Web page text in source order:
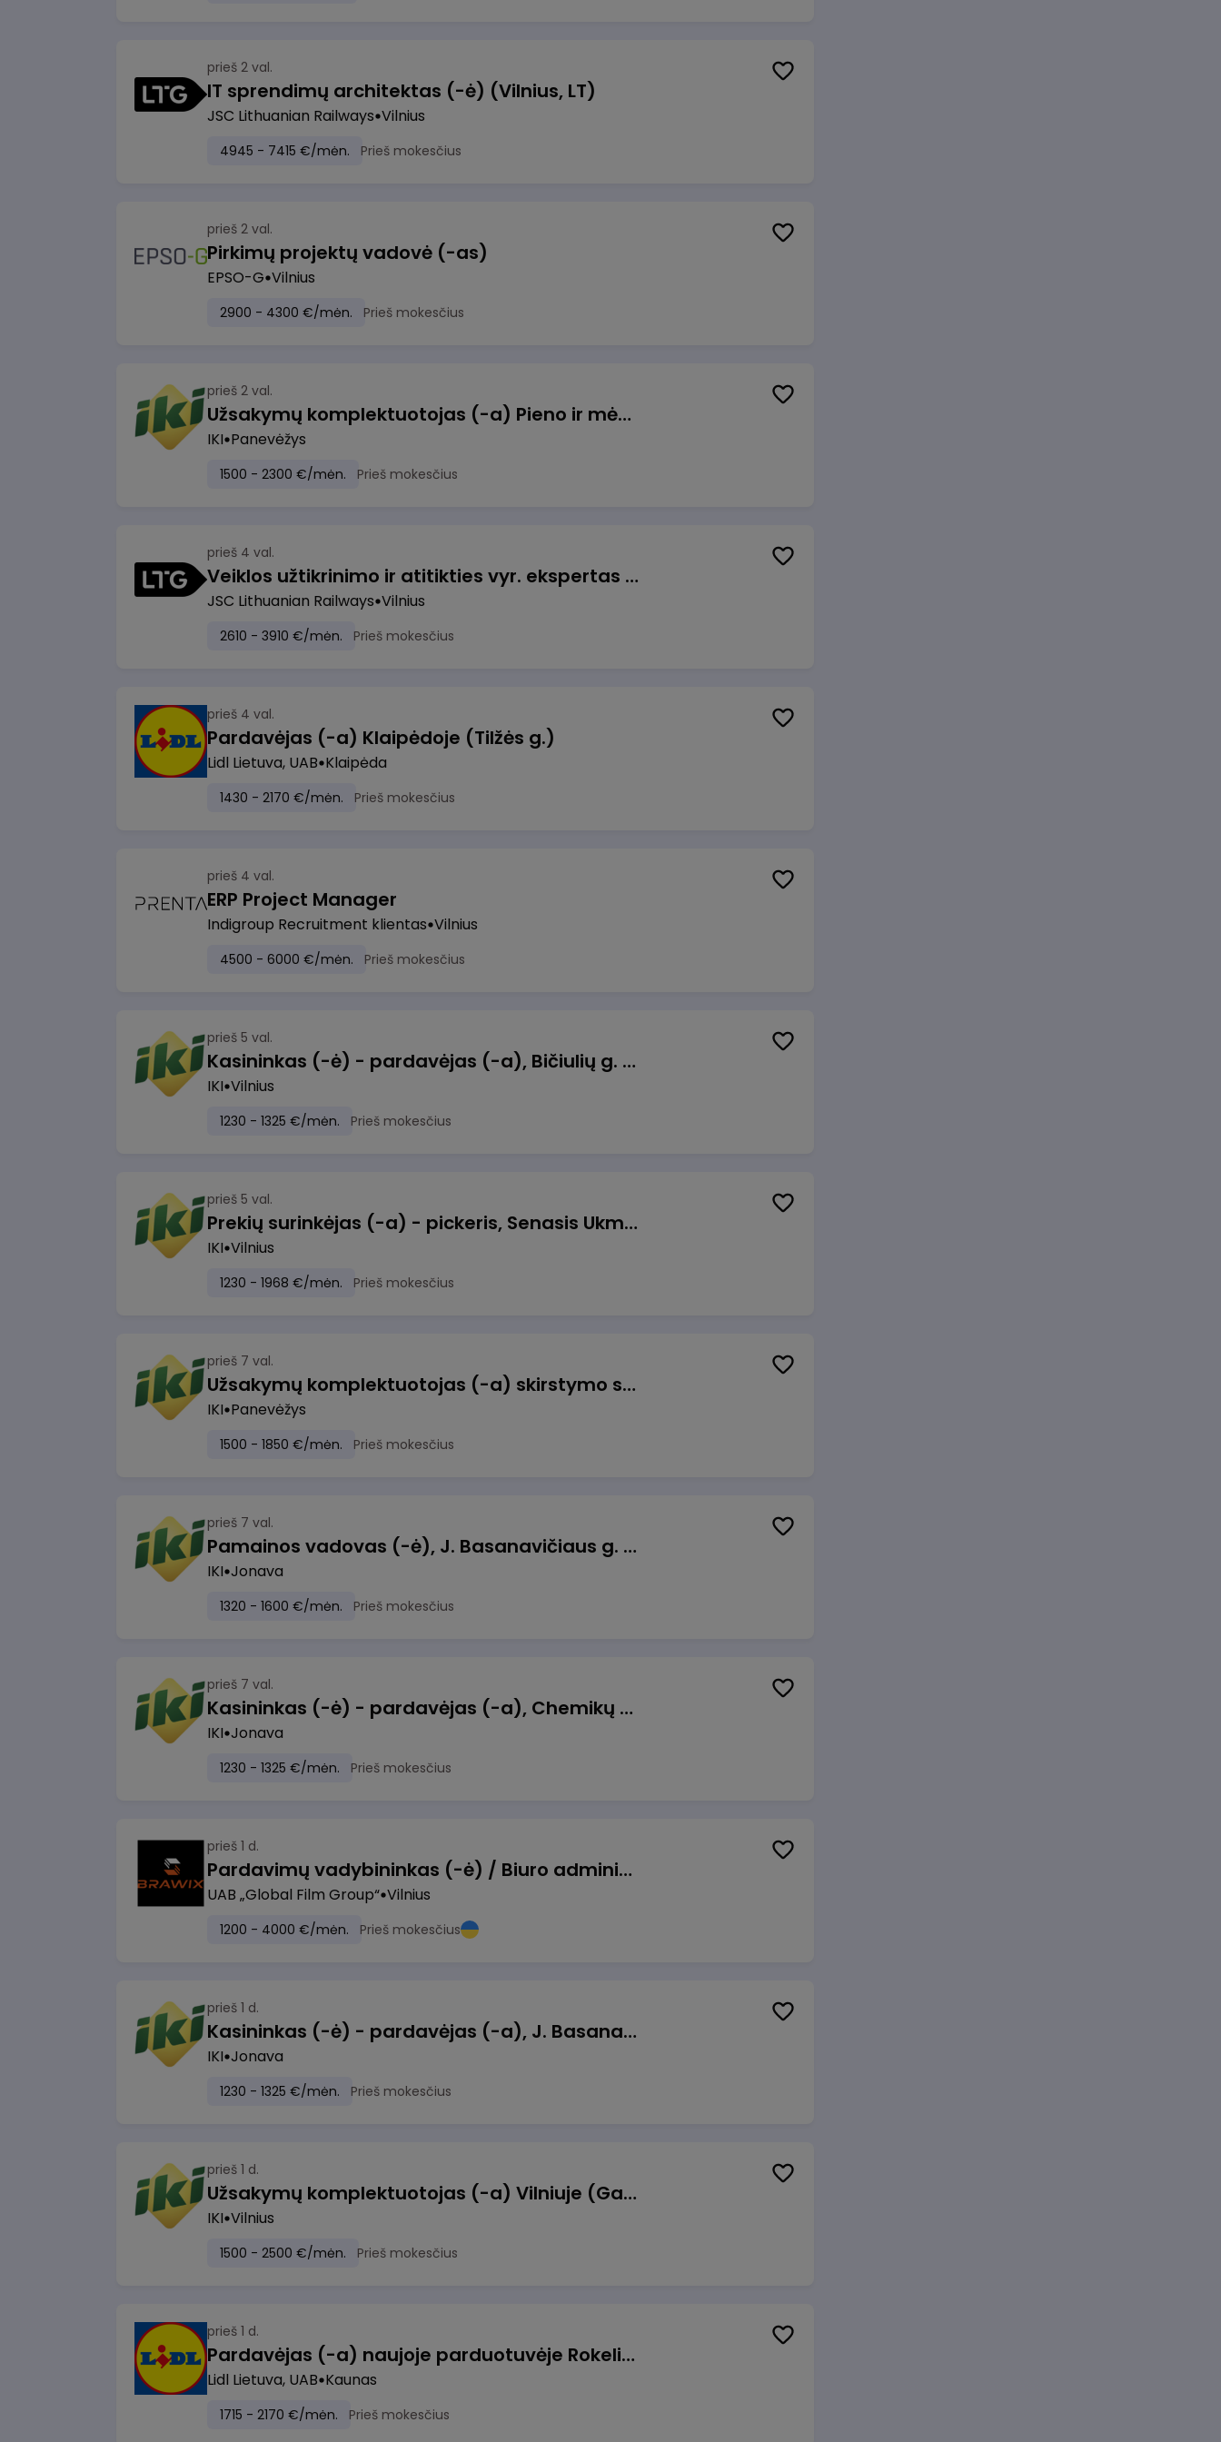
prieš 2 val.
IT sprendimų architektas (-ė) (Vilnius, LT)
JSC Lithuanian Railways Vilnius
4945 - 7415 €/mėn. Prieš mokesčius
prieš 2 val.
Pirkimų projektų vadovė (-as)
EPSO-G Vilnius
2900 - 4300 €/mėn. Prieš mokesčius
prieš 2 val.
Užsakymų komplektuotojas (-a) Pieno ir mėsos sandėlyje
IKI Panevėžys
1500 - 2300 €/mėn. Prieš mokesčius
prieš 4 val.
Veiklos užtikrinimo ir atitikties vyr. ekspertas (-ė) (Vilnius, LT)
JSC Lithuanian Railways Vilnius
2610 - 3910 €/mėn. Prieš mokesčius
prieš 4 val.
Pardavėjas (-a) Klaipėdoje (Tilžės g.)
Lidl Lietuva, UAB Klaipėda
1430 - 2170 €/mėn. Prieš mokesčius
prieš 4 val.
ERP Project Manager
Indigroup Recruitment klientas Vilnius
4500 - 6000 €/mėn. Prieš mokesčius
prieš 5 val.
Kasininkas (-ė) - pardavėjas (-a), Bičiulių g. 36, Bukiškis, Vilnius
IKI Vilnius
1230 - 1325 €/mėn. Prieš mokesčius
prieš 5 val.
Prekių surinkėjas (-a) - pickeris, Senasis Ukmergės kelias 8, Avižieniai
IKI Vilnius
1230 - 1968 €/mėn. Prieš mokesčius
prieš 7 val.
Užsakymų komplektuotojas (-a) skirstymo sandėlyje
IKI Panevėžys
1500 - 1850 €/mėn. Prieš mokesčius
prieš 7 val.
Pamainos vadovas (-ė), J. Basanavičiaus g. 6, Jonava
IKI Jonava
1320 - 1600 €/mėn. Prieš mokesčius
prieš 7 val.
Kasininkas (-ė) - pardavėjas (-a), Chemikų g. 1, Jonava
IKI Jonava
1230 - 1325 €/mėn. Prieš mokesčius
prieš 1 d.
Pardavimų vadybininkas (-ė) / Biuro administratorius (-ė) (B2B)
UAB „Global Film Group“ Vilnius
1200 - 4000 €/mėn. Prieš mokesčius
prieš 1 d.
Kasininkas (-ė) - pardavėjas (-a), J. Basanavičiaus g. 6, Jonava
IKI Jonava
1230 - 1325 €/mėn. Prieš mokesčius
prieš 1 d.
Užsakymų komplektuotojas (-a) Vilniuje (Gariūnai)
IKI Vilnius
1500 - 2500 €/mėn. Prieš mokesčius
prieš 1 d.
Pardavėjas (-a) naujoje parduotuvėje Rokeliuose (NEMOKAMAS TRANSPORTAS)
Lidl Lietuva, UAB Kaunas
1715 - 2170 €/mėn. Prieš mokesčius